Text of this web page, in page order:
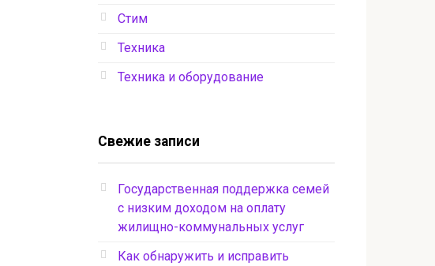
Стим
Техника
Техника и оборудование
Свежие записи
Государственная поддержка семей
с низким доходом на оплату
жилищно-коммунальных услуг
Как обнаружить и исправить